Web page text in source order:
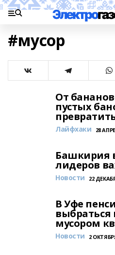
#мусор
От
пустых
Лайфхаки 28
Башкирия
лидеров
Новости 22
В Уфе
выбраться
мусором
Новости 2